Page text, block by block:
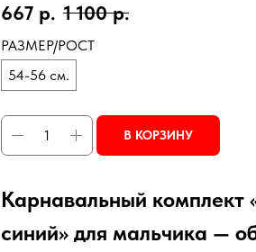
667 р. 1 100 р.
РАЗМЕР/РОСТ
54-56 см.
В КОРЗИНУ
Карнавальный комплект
синий» для мальчика —